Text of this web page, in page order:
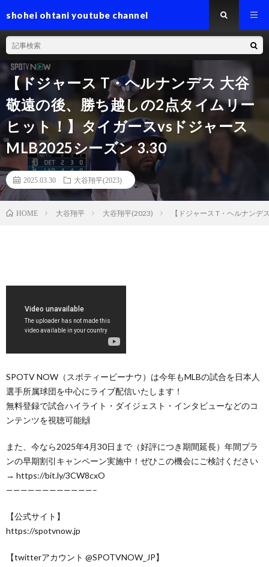
shohei ohtani youtube channel
【ドジャース T・ヘルナンデス 大谷
敬遠の後、勝ち越しの2点タイムリー
ヒット！】タイガースvsドジャース
MLB2025シーズン 3.30
2025.03.30 大谷翔平(2023)
HOME 大谷翔平 大谷翔平(2023) 【ドジャース T・ヘルナン
SPOTV NOW（スポティービーナウ）は今年もMLBの試合を日本人
選手所属球団を中心にライブ配信いたします！
無料登録で試合ハイライト・ダイジェスト・インタビューなどのコ
ンテンツを視聴可能🙌
また、今なら2025年4月30日まで（好評につき期間延長）年間プラ
ンの早期割引キャンペーン実施中！ぜひこの機会にご検討ください
→ https://bit.ly/3CW8cxO
————————————–
【公式サイト】
https://spotvnow.jp​​​​​​​​​​
【twitterアカウント @SPOTVNOW_JP】